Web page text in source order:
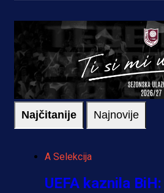
Najčitanije Najnovije
A Selekcija
UEFA kaznila